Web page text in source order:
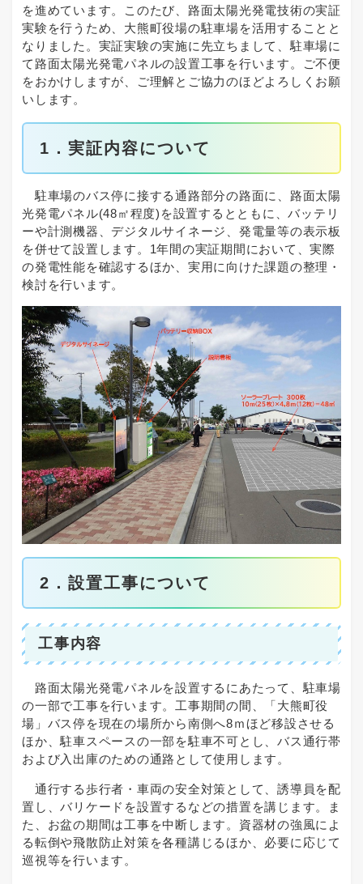
を進めています。このたび、路面太陽光発電技術の実証
実験を行うため、大熊町役場の駐車場を活用することと
なりました。実証実験の実施に先立ちまして、駐車場に
て路面太陽光発電パネルの設置工事を行います。ご不便
をおかけしますが、ご理解とご協力のほどよろしくお願
いします。
1．実証内容について
駐車場のバス停に接する通路部分の路面に、路面太陽
光発電パネル(48㎡程度)を設置するとともに、バッテリ
ーや計測機器、デジタルサイネージ、発電量等の表示板
を併せて設置します。1年間の実証期間において、実際
の発電性能を確認するほか、実用に向けた課題の整理・
検討を行います。
2．設置工事について
工事内容
路面太陽光発電パネルを設置するにあたって、駐車場
の一部で工事を行います。工事期間の間、「大熊町役
場」バス停を現在の場所から南側へ8ｍほど移設させる
ほか、駐車スペースの一部を駐車不可とし、バス通行帯
および入出庫のための通路として使用します。
通行する歩行者・車両の安全対策として、誘導員を配
置し、バリケードを設置するなどの措置を講じます。ま
た、お盆の期間は工事を中断します。資器材の強風によ
る転倒や飛散防止対策を各種講じるほか、必要に応じて
巡視等を行います。